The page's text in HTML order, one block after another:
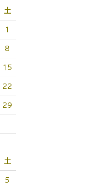
土
1
8
15
22
29
土
5